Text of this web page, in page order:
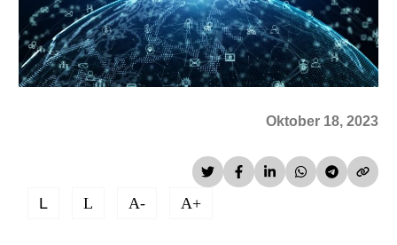
Oktober 18, 2023
L L A- A+